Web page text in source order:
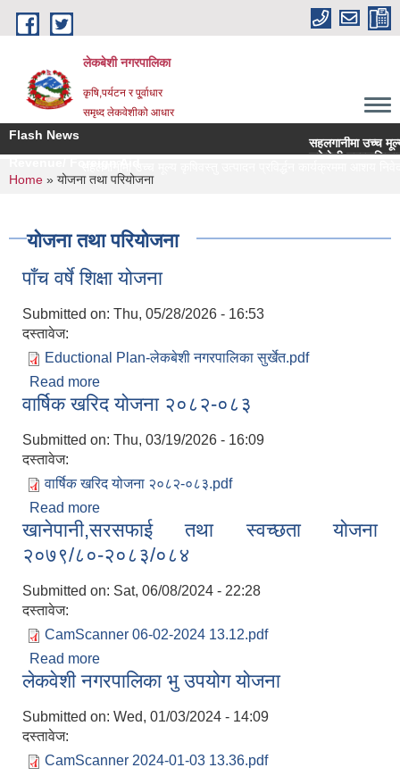
Skip to main content
लेकबेशी नगरपालिका
कृषि,पर्यटन र पू्र्वाधार
समृध्द लेकवेशीको आधार
Flash News
सहलगानीमा उच्च मूल्य
लकेवेशी नगरपालिकाको
You are here
Home » योजना तथा परियोजना
योजना तथा परियोजना
पाँच वर्षे शिक्षा योजना
Submitted on: Thu, 05/28/2026 - 16:53
दस्तावेज:
Eductional Plan-लेकबेशी नगरपालिका सुर्खेत.pdf
Read more
वार्षिक खरिद योजना २०८२-०८३
Submitted on: Thu, 03/19/2026 - 16:09
दस्तावेज:
वार्षिक खरिद योजना २०८२-०८३.pdf
Read more
खानेपानी,सरसफाई तथा स्वच्छता योजना
२०७९/८०-२०८३/०८४
Submitted on: Sat, 06/08/2024 - 22:28
दस्तावेज:
CamScanner 06-02-2024 13.12.pdf
Read more
२०७९/८०-२०८३/०८४
लेकवेशी नगरपालिका भु उपयोग योजना
Submitted on: Wed, 01/03/2024 - 14:09
दस्तावेज:
CamScanner 2024-01-03 13.36.pdf